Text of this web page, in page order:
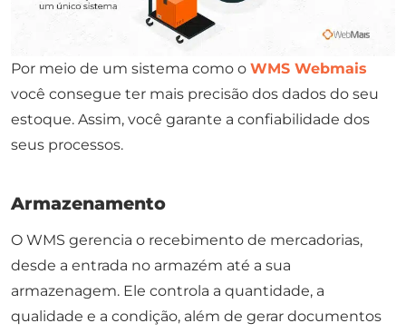
Por meio de um sistema como o WMS Webmais
você consegue ter mais precisão dos dados do seu
estoque. Assim, você garante a confiabilidade dos
seus processos.
Armazenamento
O WMS gerencia o recebimento de mercadorias,
desde a entrada no armazém até a sua
armazenagem. Ele controla a quantidade, a
qualidade e a condição, além de gerar documentos